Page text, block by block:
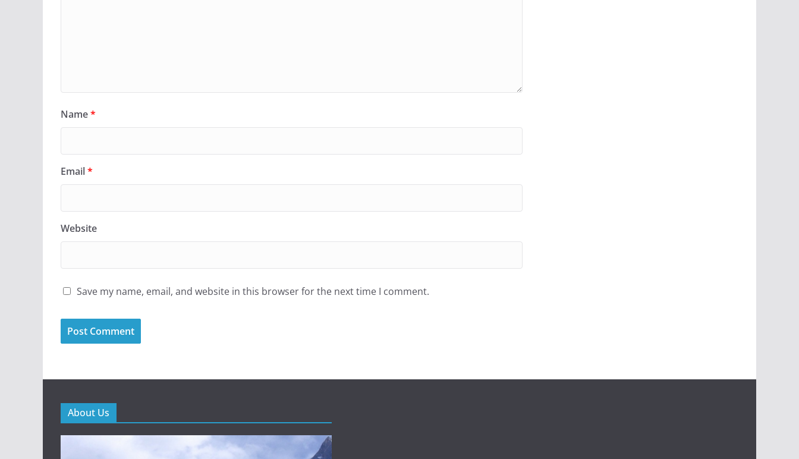
Name*
Email*
Website
Save my name, email, and website in this browser for the next time I comment.
About Us